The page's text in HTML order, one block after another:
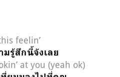
feelin’
รู้สึกนี้จังเลย
at you (yeah ok)